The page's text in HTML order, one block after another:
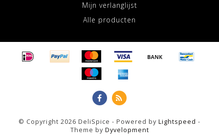
Mijn verlanglijst
Alle producten
© Copyright 2026 DeliSpice - Powered by Lightspeed -
Theme by Dyvelopment